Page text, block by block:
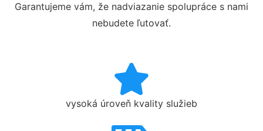
Garantujeme vám, že nadviazanie spolupráce s nami
nebudete ľutovať.
vysoká úroveň kvality služieb